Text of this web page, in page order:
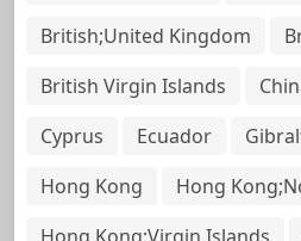
British;United Kingdom
British Virgin Islands
Cyprus
Ecuador
Hong Kong
Hong